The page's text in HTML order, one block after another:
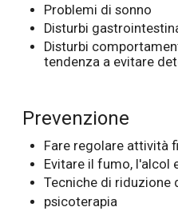
Problemi di sonno
Disturbi
Disturbi
tendenza a evitare
Prevenzione
Fare regolare attività
Evitare il fumo, l'alcol
Tecniche di riduzione
psicoterapia